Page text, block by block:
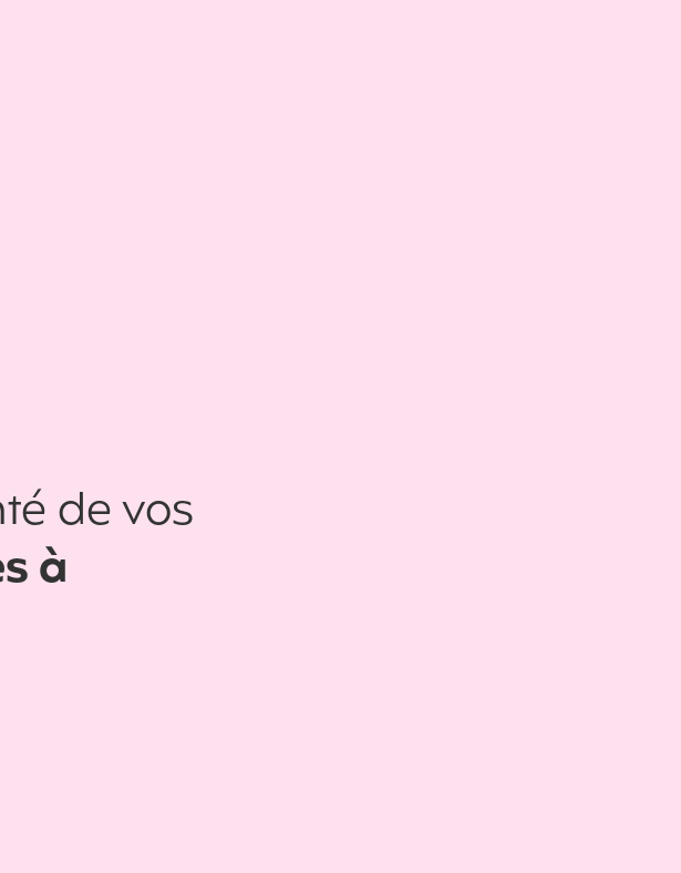
de vos
à